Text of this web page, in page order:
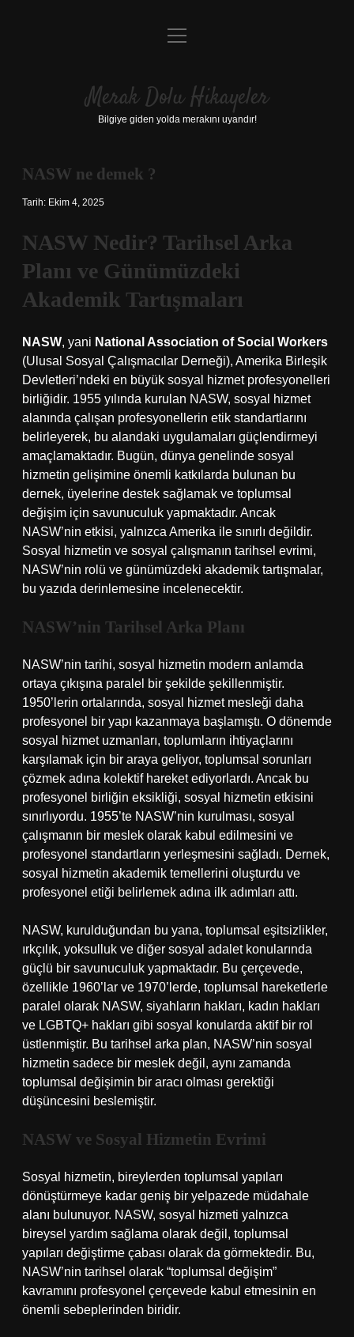
Anasayfa
Yasal Uyarı
menüyü
Merak Dolu Hikayeler
Bilgiye giden yolda merakını uyandır!
NASW ne demek ?
Tarih: Ekim 4, 2025
NASW Nedir? Tarihsel Arka
Planı ve Günümüzdeki
Akademik Tartışmaları
NASW, yani National Association of Social Workers
(Ulusal Sosyal Çalışmacılar Derneği), Amerika Birleşik
Devletleri’ndeki en büyük sosyal hizmet profesyonelleri
birliğidir. 1955 yılında kurulan NASW, sosyal hizmet
alanında çalışan profesyonellerin etik standartlarını
belirleyerek, bu alandaki uygulamaları güçlendirmeyi
amaçlamaktadır. Bugün, dünya genelinde sosyal
hizmetin gelişimine önemli katkılarda bulunan bu
dernek, üyelerine destek sağlamak ve toplumsal
değişim için savunuculuk yapmaktadır. Ancak
NASW’nin etkisi, yalnızca Amerika ile sınırlı değildir.
Sosyal hizmetin ve sosyal çalışmanın tarihsel evrimi,
NASW’nin rolü ve günümüzdeki akademik tartışmalar,
bu yazıda derinlemesine incelenecektir.
NASW’nin Tarihsel Arka Planı
NASW’nin tarihi, sosyal hizmetin modern anlamda
ortaya çıkışına paralel bir şekilde şekillenmiştir.
1950’lerin ortalarında, sosyal hizmet mesleği daha
profesyonel bir yapı kazanmaya başlamıştı. O dönemde
sosyal hizmet uzmanları, toplumların ihtiyaçlarını
karşılamak için bir araya geliyor, toplumsal sorunları
çözmek adına kolektif hareket ediyorlardı. Ancak bu
profesyonel birliğin eksikliği, sosyal hizmetin etkisini
sınırlıyordu. 1955’te NASW’nin kurulması, sosyal
çalışmanın bir meslek olarak kabul edilmesini ve
profesyonel standartların yerleşmesini sağladı. Dernek,
sosyal hizmetin akademik temellerini oluşturdu ve
profesyonel etiği belirlemek adına ilk adımları attı.
NASW, kurulduğundan bu yana, toplumsal eşitsizlikler,
ırkçılık, yoksulluk ve diğer sosyal adalet konularında
güçlü bir savunuculuk yapmaktadır. Bu çerçevede,
özellikle 1960’lar ve 1970’lerde, toplumsal hareketlerle
paralel olarak NASW, siyahların hakları, kadın hakları
ve LGBTQ+ hakları gibi sosyal konularda aktif bir rol
üstlenmiştir. Bu tarihsel arka plan, NASW’nin sosyal
hizmetin sadece bir meslek değil, aynı zamanda
toplumsal değişimin bir aracı olması gerektiği
düşüncesini beslemiştir.
NASW ve Sosyal Hizmetin Evrimi
Sosyal hizmetin, bireylerden toplumsal yapıları
dönüştürmeye kadar geniş bir yelpazede müdahale
alanı bulunuyor. NASW, sosyal hizmeti yalnızca
bireysel yardım sağlama olarak değil, toplumsal
yapıları değiştirme çabası olarak da görmektedir. Bu,
NASW’nin tarihsel olarak “toplumsal değişim”
kavramını profesyonel çerçevede kabul etmesinin en
önemli sebeplerinden biridir.